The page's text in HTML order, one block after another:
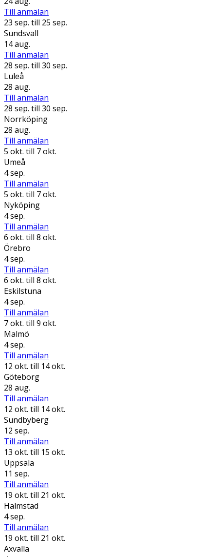
Till anmälan
23 sep. till 25 sep.
Sundsvall
14 aug.
Till anmälan
28 sep. till 30 sep.
Luleå
28 aug.
Till anmälan
28 sep. till 30 sep.
Norrköping
28 aug.
Till anmälan
5 okt. till 7 okt.
Umeå
4 sep.
Till anmälan
5 okt. till 7 okt.
Nyköping
4 sep.
Till anmälan
6 okt. till 8 okt.
Örebro
4 sep.
Till anmälan
6 okt. till 8 okt.
Eskilstuna
4 sep.
Till anmälan
7 okt. till 9 okt.
Malmö
4 sep.
Till anmälan
12 okt. till 14 okt.
Göteborg
28 aug.
Till anmälan
12 okt. till 14 okt.
Sundbyberg
12 sep.
Till anmälan
13 okt. till 15 okt.
Uppsala
11 sep.
Till anmälan
19 okt. till 21 okt.
Halmstad
4 sep.
Till anmälan
19 okt. till 21 okt.
Axvalla